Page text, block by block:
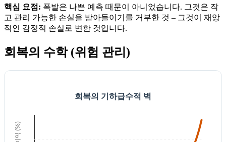
핵심 요점: 폭발은 나쁜 예측 때문이 아니었습니다. 그것은 작
고 관리 가능한 손실을 받아들이기를 거부한 것 – 그것이 재앙
적인 감정적 손실로 변한 것입니다.
회복의 수학 (위험 관리)
회복의 기하급수적 벽